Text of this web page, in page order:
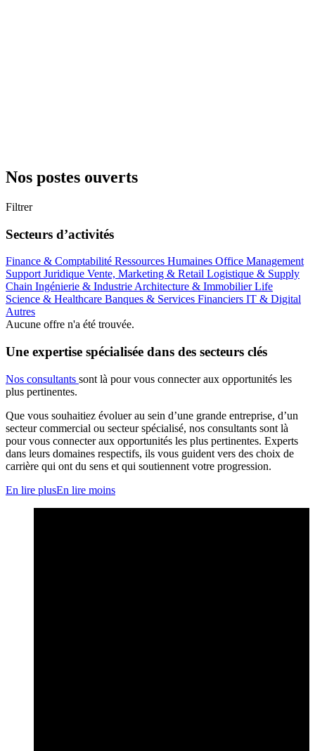
Nos postes ouverts
Filtrer
Secteurs d’activités
Finance & Comptabilité Ressources Humaines Office Management
SupportJuridique Vente, Marketing & Retail Logistique & Supply
Chain Ingénierie & IndustrieArchitecture & ImmobilierLife
Science & Healthcare Banques & Services Financiers IT & Digital
Autres
Aucune offre n'a été trouvée.
Une expertise spécialisée dans des secteurs clés
Nos consultants sont là pour vous connecter aux opportunités les
plus pertinentes.
Que vous souhaitiez évoluer au sein d’une grande entreprise, d’un
secteur commercial ou secteur spécialisé, nos consultants sont là
pour vous connecter aux opportunités les plus pertinentes. Experts
dans leurs domaines respectifs, ils vous guident vers des choix de
carrière qui ont du sens et qui soutiennent votre progression.
En lire plusEn lire moins